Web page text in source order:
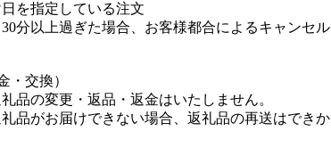
を指定している注文
分以上過ぎた場合、お客様都合によるキャンセル
・交換）
品の変更・返品・返金はいたしません。
品がお届けできない場合、返礼品の再送はできか